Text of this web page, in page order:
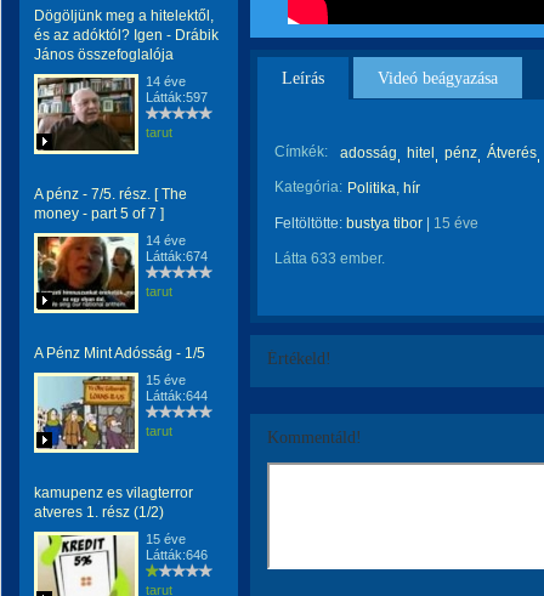
Dögöljünk meg a hitelektől,
és az adóktól? Igen - Drábik
János összefoglalója
14 éve
Látták:597
tarut
A pénz - 7/5. rész. [ The
money - part 5 of 7 ]
14 éve
Látták:674
tarut
A Pénz Mint Adósság - 1/5
15 éve
Látták:644
tarut
kamupenz es vilagterror
atveres 1. rész (1/2)
15 éve
Látták:646
tarut
Leírás Videó beágyazása
Címkék: adosság hitel pénz Átverés
Kategória: Politika, hír
Feltöltötte: bustya tibor 15 éve
Látta 633 ember.
Értékeld!
Kommentáld!